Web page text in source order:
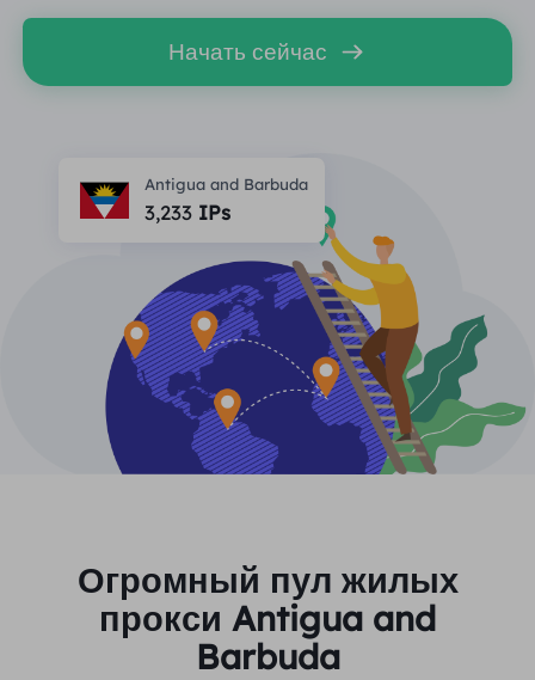
Исследование рынка
SEO-мониторинг
Проверка рекламы
Веб-скрапинг и сканирование
Посмотреть все
Партнеры
Прокси-проверка
Список бесплатных прокси
МЕСТОПОЛОЖЕНИЯ
Великобритания
Часто задаваемые вопросы
Руководство пользователя
ИНТЕГРАЦИИ
Больше интеграций
English
Việt Nam
Deutsch
Русский
Скидка 77%
и действуйте
сейчас!
Жилье $0/ГБ Неограниченно $0/день
Авторизоваться Зарегистрироваться
Начать сейчас
Antigua and Barbuda
3,233IPs
Огромный пул жилых
прокси Antigua and
Barbuda